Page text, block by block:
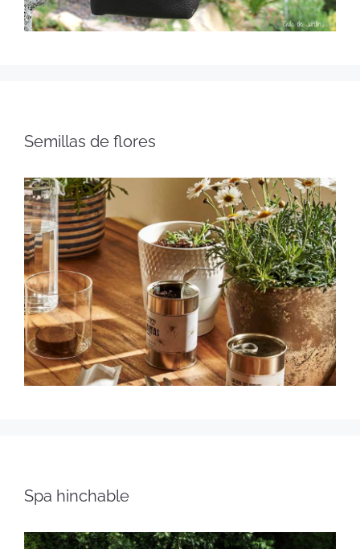
Semillas de flores
Spa hinchable